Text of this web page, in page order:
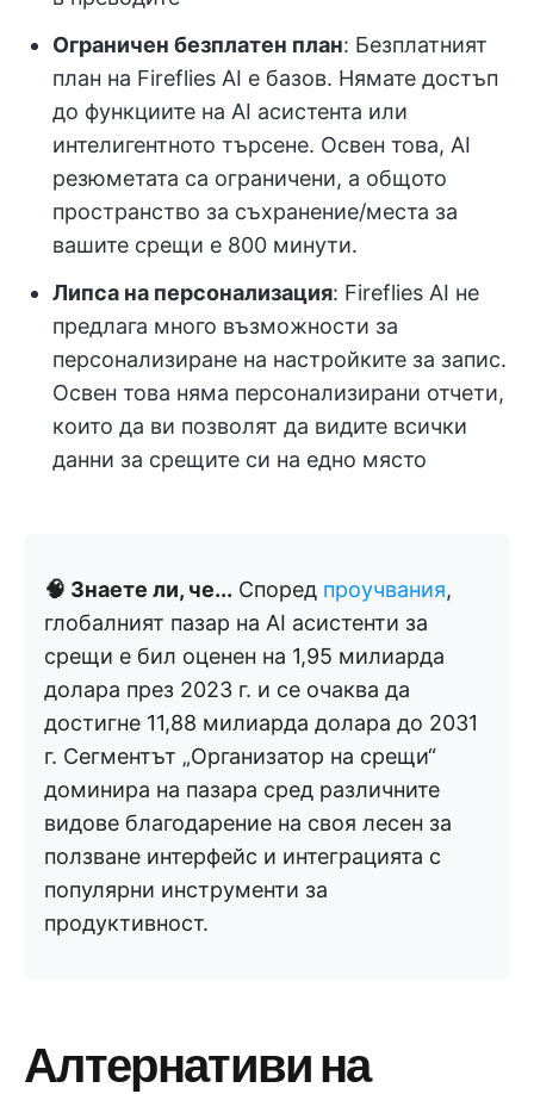
Ограничен безплатен план: Безплатният
план на Fireflies AI е базов. Нямате достъп
до функциите на AI асистента или
интелигентното търсене. Освен това, AI
резюметата са ограничени, а общото
пространство за съхранение/места за
вашите срещи е 800 минути.
Липса на персонализация: Fireflies AI не
предлага много възможности за
персонализиране на настройките за запис.
Освен това няма персонализирани отчети,
които да ви позволят да видите всички
данни за срещите си на едно място
🧠 Знаете ли, че... Според проучвания,
глобалният пазар на AI асистенти за
срещи е бил оценен на 1,95 милиарда
долара през 2023 г. и се очаква да
достигне 11,88 милиарда долара до 2031
г. Сегментът „Организатор на срещи“
доминира на пазара сред различните
видове благодарение на своя лесен за
ползване интерфейс и интеграцията с
популярни инструменти за
продуктивност.
Алтернативи на